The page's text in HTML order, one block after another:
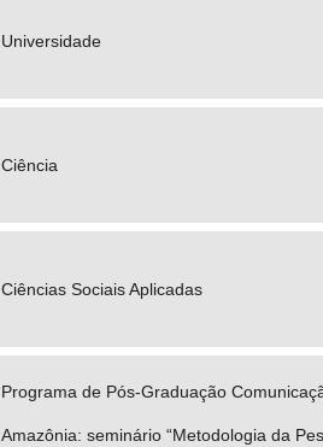
Universidade
Ciência
Ciências Sociais Aplicadas
Programa de Pós-Graduação
Amazônia: seminário “Metodologia da